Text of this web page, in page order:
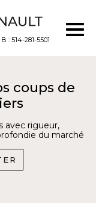
B : 514-281-5501
coups de
avec rigueur,
du marché